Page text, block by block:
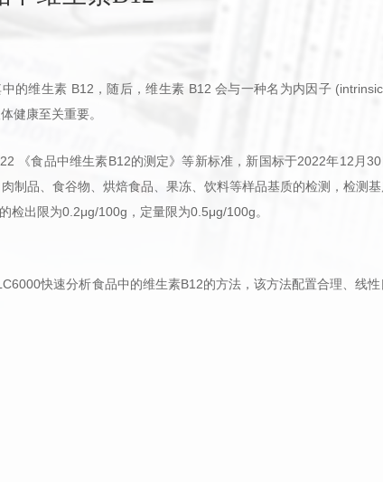
忘记密码？
*
国）网站申请注册成为会员的个人或者单位。
户亲自签字、盖章的书面条款一样，对用户具有法律约束力。 只
才能成为天美（中国）网站的正式会员用户。本注册条款自用户注
事行为能力和完全民事权利能力的自然人、法人、实体和组织。用
需要到您的邮箱完成验证才可登录
天美（欧洲）
Scion
上海(
的维生素 B12，随后，维生素 B12 会与一种名为内因子
健康至关重要。
《食品中维生素B12的测定》等新标准 ， 新国标于2022年12月
制品、食谷物、烘焙食品、果冻、饮料等样品基质的检测，检测
检出限为0.2μg/100g，定量限为0.5μg/100g。
快速分析食品中的维生素B12的方法，该方法配置合理、线